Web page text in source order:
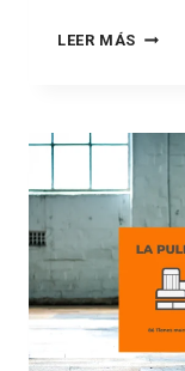
LEER MÁS 87
TILO